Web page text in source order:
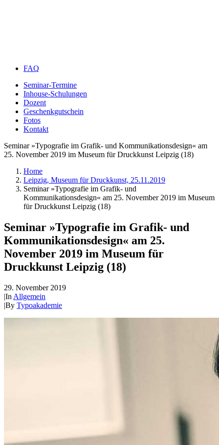
FAQ
Seminar-Termine
Inhouse-Schulungen
Dozent
Geschenkgutschein
Fotos
Kontakt
Seminar »Typografie im Grafik- und Kommunikationsdesign« am
25. November 2019 im Museum für Druckkunst Leipzig (18)
Home
Leipzig, Museum für Druckkunst, 25.11.2019
Seminar »Typografie im Grafik- und
Kommunikationsdesign« am 25. November 2019 im Museum
für Druckkunst Leipzig (18)
Seminar »Typografie im Grafik- und
Kommunikationsdesign« am 25.
November 2019 im Museum für
Druckkunst Leipzig (18)
29. November 2019
|In Allgemein
|By Typoakademie